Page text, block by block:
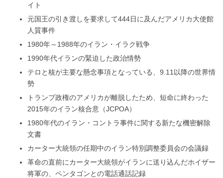
イト
元国王の引き渡しを要求して444日に及んだアメリカ大使館
人質事件
1980年～1988年のイラン・イラク戦争
1990年代イランの緊迫した政治情勢
テロと核が主要な懸念事項となっている、9.11以降の世界情
勢
トランプ政権のアメリカが離脱したため、短命に終わった
2015年のイラン核合意（JCPOA）
1980年代のイラン・コントラ事件に関する新たな機密解除
文書
カーター大統領の任期中のイラン特別調整委員会の会議録
革命の直前にカーター大統領がイランに送り込んだホイザー
将軍の、ペンタゴンとの電話通話記録